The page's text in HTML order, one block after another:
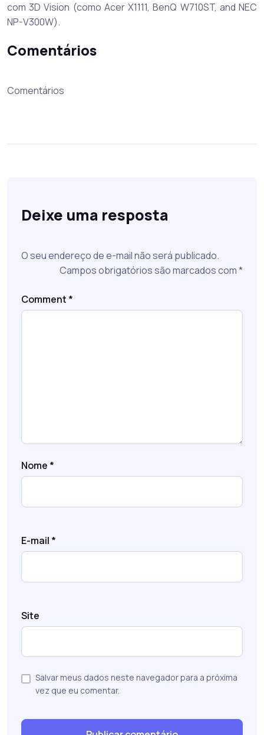
com 3D Vision (como Acer X1111, BenQ W710ST, and NEC
NP-V300W).
Comentários
Comentários
Deixe uma resposta
O seu endereço de e-mail não será publicado.
Campos obrigatórios são marcados com*
Comment *
Nome *
E-mail *
Site
Salvar meus dados neste navegador para a próxima
vez que eu comentar.